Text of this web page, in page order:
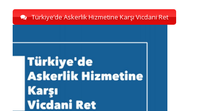
Türkiye’de Askerlik Hizmetine Karşı Vicdani Ret